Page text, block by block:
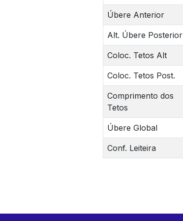
Úbere Anterior
Alt. Úbere Posterior
Coloc. Tetos Alt
Coloc. Tetos Post.
Comprimento dos
Tetos
Úbere Global
Conf. Leiteira